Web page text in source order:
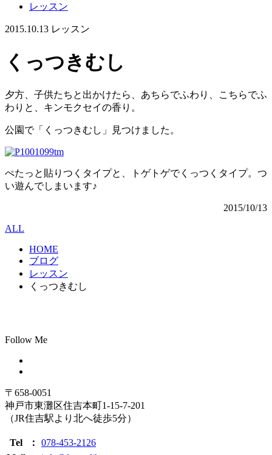
レッスン
2015.10.13 レッスン
くっつきむし
夕方、子供たちと出かけたら、あちらでふわり、こちらでふ
わりと、キンモクセイの香り。
公園で「くっつきむし」見つけました。
ぺたっと貼りつくタイプと、トゲトゲでくっつくタイプ。つ
い遊んでしまいます♪
2015/10/13
ALL
HOME
ブログ
レッスン
くっつきむし
Follow Me
〒658-0051
神戸市東灘区住吉本町1-15-7-201
（JR住吉駅より北へ徒歩5分）
Tel ：
078-453-2126